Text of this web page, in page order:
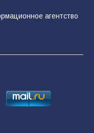
о
герой
агентство